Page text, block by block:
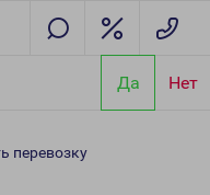
Да Нет
перевозку